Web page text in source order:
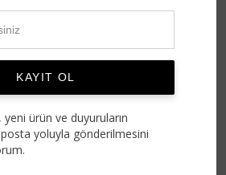
KAYIT OL
ürün ve duyuruların
yoluyla gönderilmesini
de tam otomatik nemlendirme
Size sadece iletilen
seçmek kalır ve ResMed sabit
ile kullanımda devamlılık
sunar.